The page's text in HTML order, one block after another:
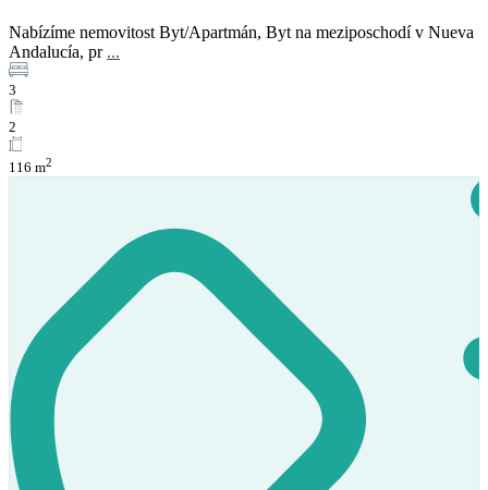
Nabízíme nemovitost Byt/Apartmán, Byt na meziposchodí v Nueva
Andalucía, pr ...
3
2
116 m2